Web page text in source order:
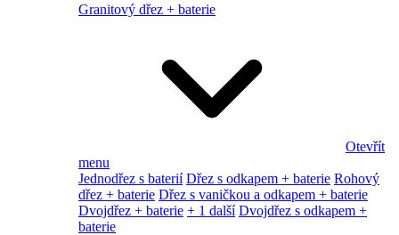
Granitový dřez + baterie
Otevřít
menu
Jednodřez s baterií Dřez s odkapem + baterie Rohový
dřez + baterie Dřez s vaničkou a odkapem + baterie
Dvojdřez + baterie + 1 další Dvojdřez s odkapem +
baterie